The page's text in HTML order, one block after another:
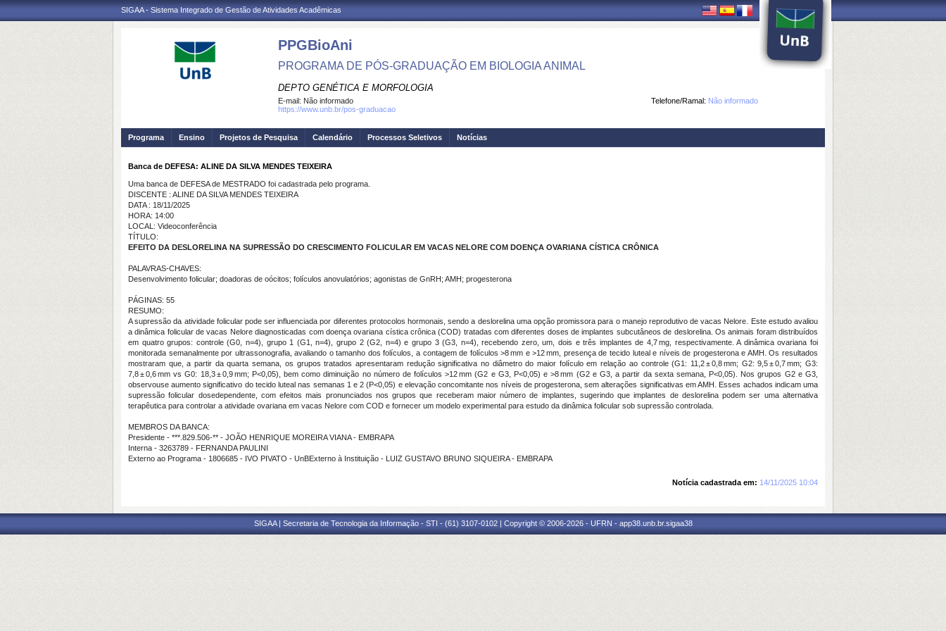
SIGAA - Sistema Integrado de Gestão de Atividades Acadêmicas
PPGBioAni
PROGRAMA DE PÓS-GRADUAÇÃO EM BIOLOGIA ANIMAL
DEPTO GENÉTICA E MORFOLOGIA
Telefone/Ramal: Não informado
E-mail: Não informado
https://www.unb.br/pos-graduacao
Programa Ensino Projetos de Pesquisa Calendário Processos Seletivos Notícias
Banca de DEFESA: ALINE DA SILVA MENDES TEIXEIRA
Uma banca de DEFESA de MESTRADO foi cadastrada pelo programa.
DISCENTE : ALINE DA SILVA MENDES TEIXEIRA
DATA : 18/11/2025
HORA: 14:00
LOCAL: Videoconferência
TÍTULO:
EFEITO DA DESLORELINA NA SUPRESSÃO DO CRESCIMENTO FOLICULAR EM VACAS NELORE COM DOENÇA OVARIANA CÍSTICA CRÔNICA
PALAVRAS-CHAVES:
Desenvolvimento folicular; doadoras de oócitos; folículos anovulatórios; agonistas de GnRH; AMH; progesterona
PÁGINAS: 55
RESUMO:
A supressão da atividade folicular pode ser influenciada por diferentes protocolos hormonais, sendo a deslorelina uma opção promissora para o manejo reprodutivo de vacas Nelore. Este estudo avaliou
a dinâmica folicular de vacas Nelore diagnosticadas com doença ovariana cística crônica (COD) tratadas com diferentes doses de implantes subcutâneos de deslorelina. Os animais foram distribuídos
em quatro grupos: controle (G0, n=4), grupo 1 (G1, n=4), grupo 2 (G2, n=4) e grupo 3 (G3, n=4), recebendo zero, um, dois e três implantes de 4,7 mg, respectivamente. A dinâmica ovariana foi
monitorada semanalmente por ultrassonografia, avaliando o tamanho dos folículos, a contagem de folículos >8 mm e >12 mm, presença de tecido luteal e níveis de progesterona e AMH. Os resultados
mostraram que, a partir da quarta semana, os grupos tratados apresentaram redução significativa no diâmetro do maior folículo em relação ao controle (G1: 11,2 ± 0,8 mm; G2: 9,5 ± 0,7 mm; G3:
7,8 ± 0,6 mm vs G0: 18,3 ± 0,9 mm; P<0,05), bem como diminuição no número de folículos >12 mm (G2 e G3, P<0,05) e >8 mm (G2 e G3, a partir da sexta semana, P<0,05). Nos grupos G2 e G3,
observouse aumento significativo do tecido luteal nas semanas 1 e 2 (P<0,05) e elevação concomitante nos níveis de progesterona, sem alterações significativas em AMH. Esses achados indicam uma
supressão folicular dosedependente, com efeitos mais pronunciados nos grupos que receberam maior número de implantes, sugerindo que implantes de deslorelina podem ser uma alternativa
terapêutica para controlar a atividade ovariana em vacas Nelore com COD e fornecer um modelo experimental para estudo da dinâmica folicular sob supressão controlada.
MEMBROS DA BANCA:
Presidente - ***.829.506-** - JOÃO HENRIQUE MOREIRA VIANA - EMBRAPA
Interna - 3263789 - FERNANDA PAULINI
Externo ao Programa - 1806685 - IVO PIVATO - UnBExterno à Instituição - LUIZ GUSTAVO BRUNO SIQUEIRA - EMBRAPA
Notícia cadastrada em: 14/11/2025 10:04
SIGAA | Secretaria de Tecnologia da Informação - STI - (61) 3107-0102 | Copyright © 2006-2026 - UFRN - app38.unb.br.sigaa38